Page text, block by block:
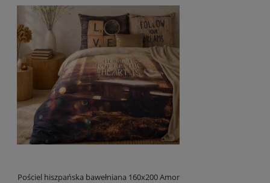
Pościel hiszpańska bawełniana 160x200 Amor